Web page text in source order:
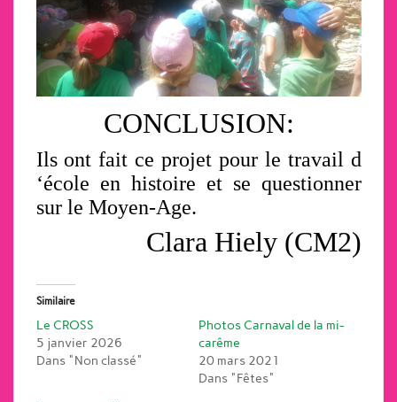
CONCLUSION:
Ils ont fait ce projet pour le travail d
‘école en histoire et se questionner
sur le Moyen-Age.
Clara Hiely (CM2)
Similaire
Le CROSS
5 janvier 2026
Dans "Non classé"
Photos Carnaval de la mi-
carême
20 mars 2021
Dans "Fêtes"